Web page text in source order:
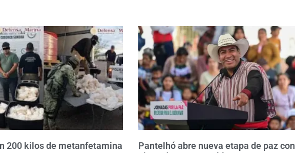
200 kilos de metanfetamina
Pantelhó abre nueva etapa de paz con